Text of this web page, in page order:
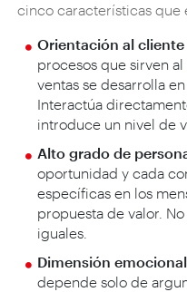
cinco características
Orientación al
procesos que sirven
ventas se desarrolla
Interactúa
introduce un nivel de
Alto grado de
oportunidad y cada
específicas en los
propuesta de valor.
iguales.
Dimensión
depende solo de